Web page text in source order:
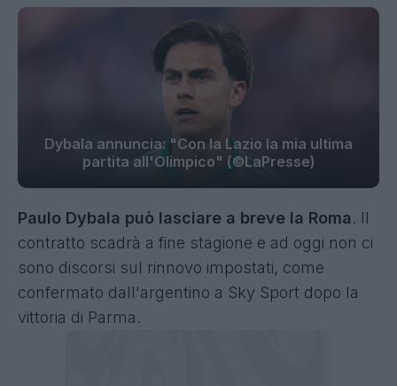
Dybala annuncia: "Con la Lazio la mia ultima
partita all'Olimpico" (©LaPresse)
Paulo Dybala può lasciare a breve la Roma. Il
contratto scadrà a fine stagione e ad oggi non ci
sono discorsi sul rinnovo impostati, come
confermato dall'argentino a Sky Sport dopo la
vittoria di Parma.